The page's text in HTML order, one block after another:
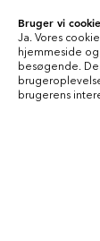
Bruger vi
Ja. Vores
hjemmeside
besøgende.
brugerens